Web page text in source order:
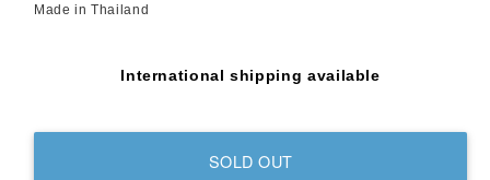
Made in Thailand
International shipping available
SOLD OUT